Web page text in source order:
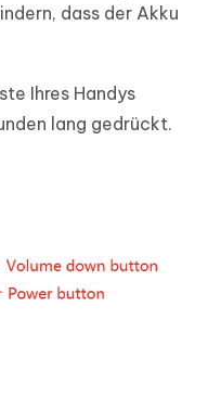
dass der Akku
Ihres Handys
lang gedrückt.